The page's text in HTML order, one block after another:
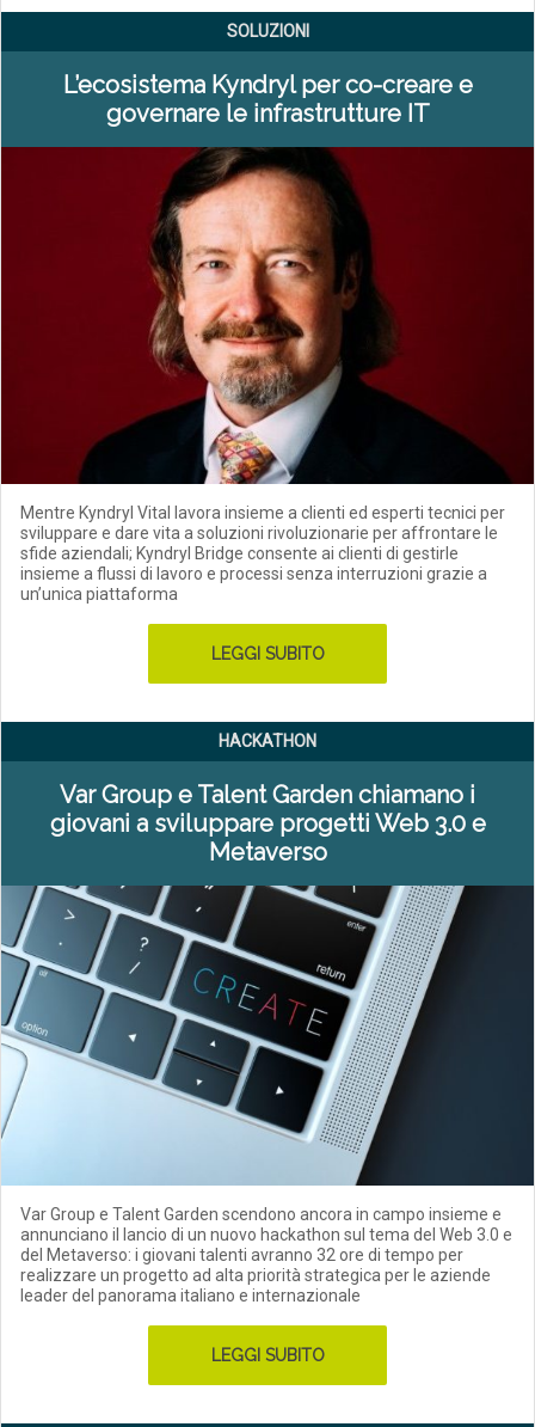
SOLUZIONI
L’ecosistema Kyndryl per co-creare e
governare le infrastrutture IT
Mentre Kyndryl Vital lavora insieme a clienti ed esperti tecnici per
sviluppare e dare vita a soluzioni rivoluzionarie per affrontare le
sfide aziendali; Kyndryl Bridge consente ai clienti di gestirle
insieme a flussi di lavoro e processi senza interruzioni grazie a
un’unica piattaforma
LEGGI SUBITO
HACKATHON
Var Group e Talent Garden chiamano i
giovani a sviluppare progetti Web 3.0 e
Metaverso
Var Group e Talent Garden scendono ancora in campo insieme e
annunciano il lancio di un nuovo hackathon sul tema del Web 3.0 e
del Metaverso: i giovani talenti avranno 32 ore di tempo per
realizzare un progetto ad alta priorità strategica per le aziende
leader del panorama italiano e internazionale
LEGGI SUBITO